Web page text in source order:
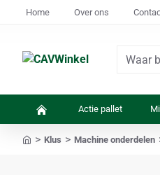
Home Over ons
Waar
op
Actie pallet
Klus Machine onderdelen